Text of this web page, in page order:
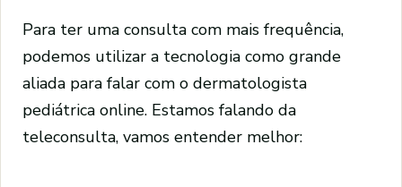
Para ter uma consulta com mais frequência,
podemos utilizar a tecnologia como grande
aliada para falar com o dermatologista
pediátrica online. Estamos falando da
teleconsulta, vamos entender melhor: